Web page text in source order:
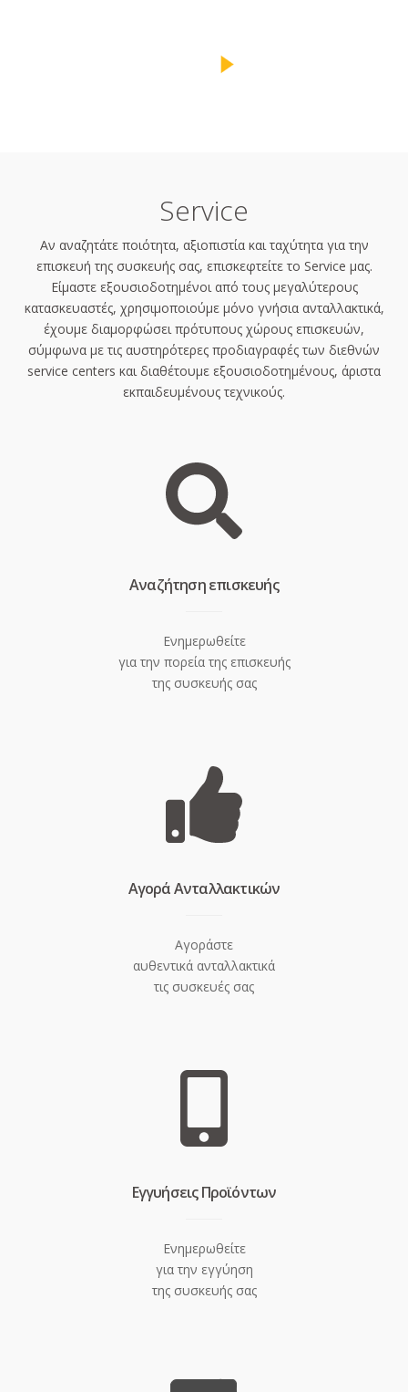
Service
Αν αναζητάτε ποιότητα, αξιοπιστία και ταχύτητα για την
επισκευή της συσκευής σας, επισκεφτείτε το Service μας.
Είμαστε εξουσιοδοτημένοι από τους μεγαλύτερους
κατασκευαστές, χρησιμοποιούμε μόνο γνήσια ανταλλακτικά,
έχουμε διαμορφώσει πρότυπους χώρους επισκευών,
σύμφωνα με τις αυστηρότερες προδιαγραφές των διεθνών
service centers και διαθέτουμε εξουσιοδοτημένους, άριστα
εκπαιδευμένους τεχνικούς.
Aναζήτηση επισκευής
Ενημερωθείτε
για την πορεία της επισκευής
της συσκευής σας
Aγορά Ανταλλακτικών
Αγοράστε
αυθεντικά ανταλλακτικά
τις συσκευές σας
Eγγυήσεις Προϊόντων
Ενημερωθείτε
για την εγγύηση
της συσκευής σας